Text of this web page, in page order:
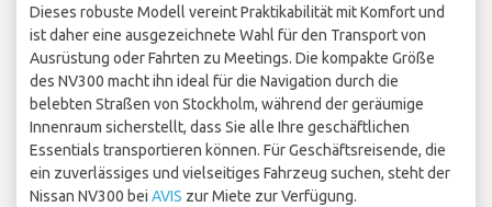
Dieses robuste Modell vereint Praktikabilität mit Komfort und
ist daher eine ausgezeichnete Wahl für den Transport von
Ausrüstung oder Fahrten zu Meetings. Die kompakte Größe
des NV300 macht ihn ideal für die Navigation durch die
belebten Straßen von Stockholm, während der geräumige
Innenraum sicherstellt, dass Sie alle Ihre geschäftlichen
Essentials transportieren können. Für Geschäftsreisende, die
ein zuverlässiges und vielseitiges Fahrzeug suchen, steht der
Nissan NV300 bei AVIS zur Miete zur Verfügung.